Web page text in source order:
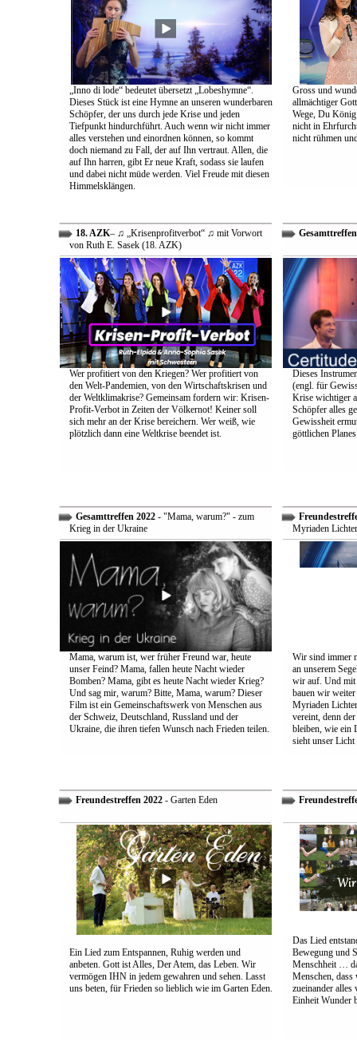
„Inno di lode“ bedeutet übersetzt „Lobeshymne“.
Dieses Stück ist eine Hymne an unseren wunderbaren
Schöpfer, der uns durch jede Krise und jeden
Tiefpunkt hindurchführt. Auch wenn wir nicht immer
alles verstehen und einordnen können, so kommt
doch niemand zu Fall, der auf Ihn vertraut. Allen, die
auf Ihn harren, gibt Er neue Kraft, sodass sie laufen
und dabei nicht müde werden. Viel Freude mit diesen
Himmelsklängen.
Gross und
allmächtiger
Wege, Du
nicht in
nicht rühmen
18. AZK– ♫ „Krisenprofitverbot“ ♫ mit Vorwort
von Ruth E. Sasek (18. AZK)
Wer profitiert von den Kriegen? Wer profitiert von
den Welt-Pandemien, von den Wirtschaftskrisen und
der Weltklimakrise? Gemeinsam fordern wir: Krisen-
Profit-Verbot in Zeiten der Völkernot! Keiner soll
sich mehr an der Krise bereichern. Wer weiß, wie
plötzlich dann eine Weltkrise beendet ist.
Dieses
(engl. für
Krise wichtiger
Schöpfer alles
Gewissheit
göttlichen
Gesamttreffen 2022- "Mama, warum?" - zum
Krieg in der Ukraine
Mama, warum ist, wer früher Freund war, heute
unser Feind? Mama, fallen heute Nacht wieder
Bomben? Mama, gibt es heute Nacht wieder Krieg?
Und sag mir, warum? Bitte, Mama, warum? Dieser
Film ist ein Gemeinschaftswerk von Menschen aus
der Schweiz, Deutschland, Russland und der
Ukraine, die ihren tiefen Wunsch nach Frieden teilen.
Myriaden
Wir sind immer
an unserem
wir auf. Und mit
bauen wir
Myriaden
vereint, denn
bleiben, wie ein
sieht unser
Freundestreffen 2022- Garten Eden
Ein Lied zum Entspannen, Ruhig werden und
anbeten. Gott ist Alles, Der Atem, das Leben. Wir
vermögen IHN in jedem gewahren und sehen. Lasst
uns beten, für Frieden so lieblich wie im Garten Eden.
Das Lied
Bewegung und
Menschheit …
Menschen,
zueinander alles
Einheit Wunder